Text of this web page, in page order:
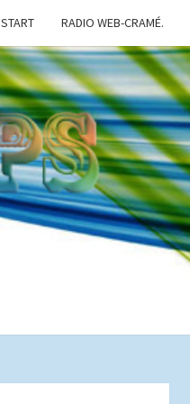
START RADIO WEB-CRAMÉ.